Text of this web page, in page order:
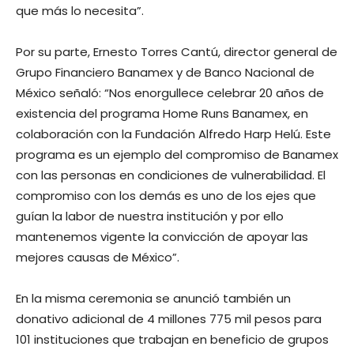
que más lo necesita”.
Por su parte, Ernesto Torres Cantú, director general de
Grupo Financiero Banamex y de Banco Nacional de
México señaló: “Nos enorgullece celebrar 20 años de
existencia del programa Home Runs Banamex, en
colaboración con la Fundación Alfredo Harp Helú. Este
programa es un ejemplo del compromiso de Banamex
con las personas en condiciones de vulnerabilidad. El
compromiso con los demás es uno de los ejes que
guían la labor de nuestra institución y por ello
mantenemos vigente la convicción de apoyar las
mejores causas de México”.
En la misma ceremonia se anunció también un
donativo adicional de 4 millones 775 mil pesos para
101 instituciones que trabajan en beneficio de grupos